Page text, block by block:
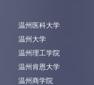
温州医科大学
温州大学
温州理工学院
温州肯恩大学
温州商学院